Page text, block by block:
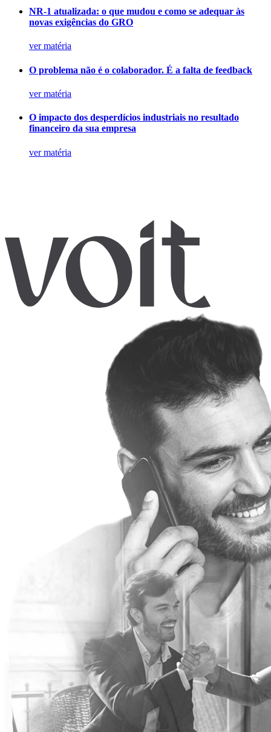
NR-1 atualizada: o que mudou e como se adequar às
novas exigências do GRO
ver matéria
O problema não é o colaborador. É a falta de feedback
ver matéria
O impacto dos desperdícios industriais no resultado
financeiro da sua empresa
ver matéria